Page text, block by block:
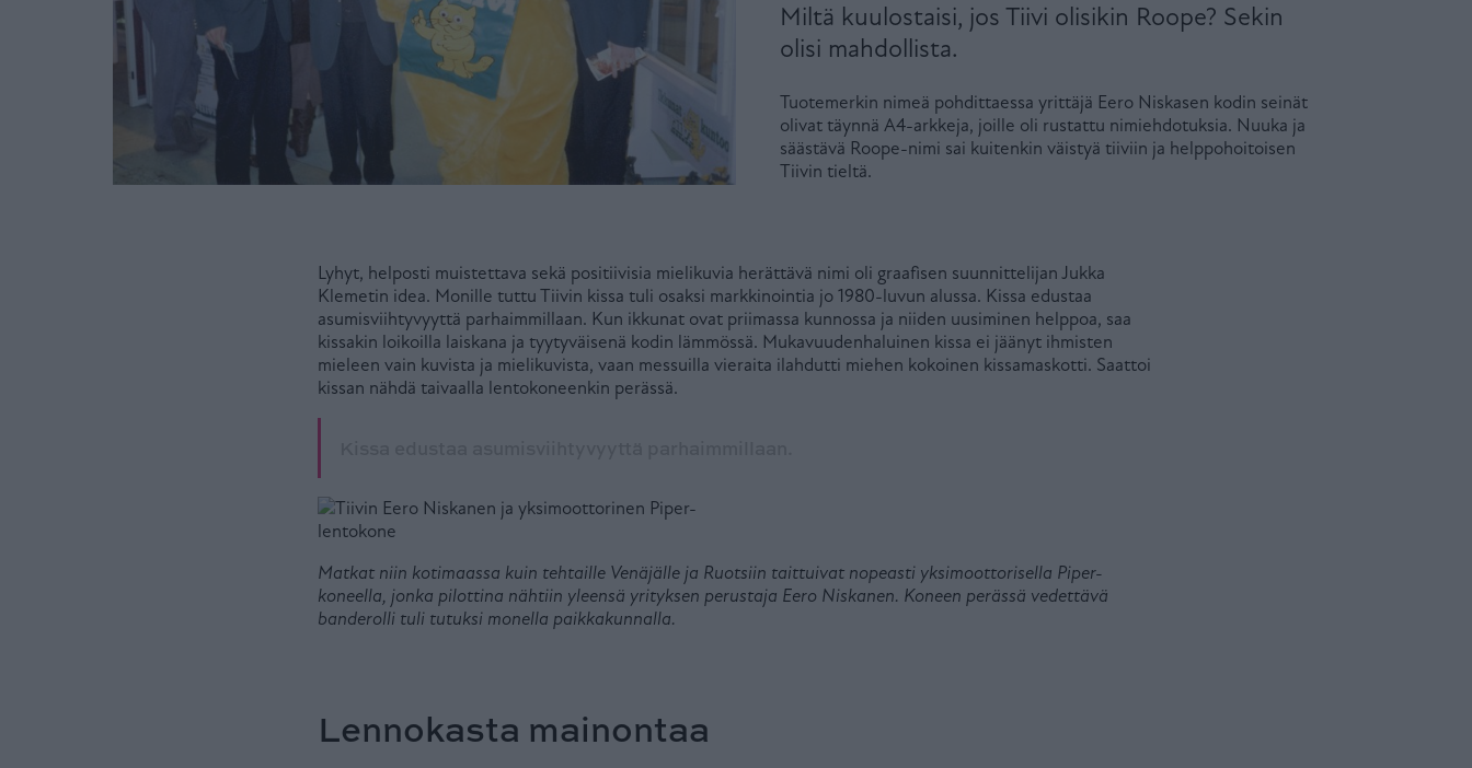
Miltä kuulostaisi, jos Tiivi olisikin Roope? Sekin
olisi mahdollista.
Tuotemerkin nimeä pohdittaessa yrittäjä Eero Niskasen kodin seinät
olivat täynnä A4-arkkeja, joille oli rustattu nimiehdotuksia. Nuuka ja
säästävä Roope-nimi sai kuitenkin väistyä tiiviin ja helppohoitoisen
Tiivin tieltä.
Lyhyt, helposti muistettava sekä positiivisia mielikuvia herättävä nimi oli graafisen suunnittelijan Jukka
Klemetin idea. Monille tuttu Tiivin kissa tuli osaksi markkinointia jo 1980-luvun alussa. Kissa edustaa
asumisviihtyvyyttä parhaimmillaan. Kun ikkunat ovat priimassa kunnossa ja niiden uusiminen helppoa, saa
kissakin loikoilla laiskana ja tyytyväisenä kodin lämmössä. Mukavuudenhaluinen kissa ei jäänyt ihmisten
mieleen vain kuvista ja mielikuvista, vaan messuilla vieraita ilahdutti miehen kokoinen kissamaskotti. Saattoi
kissan nähdä taivaalla lentokoneenkin perässä.
Matkat niin kotimaassa kuin tehtaille Venäjälle ja Ruotsiin taittuivat nopeasti yksimoottorisella Piper-
koneella, jonka pilottina nähtiin yleensä yrityksen perustaja Eero Niskanen. Koneen perässä vedettävä
banderolli tuli tutuksi monella paikkakunnalla.
Lennokasta mainontaa